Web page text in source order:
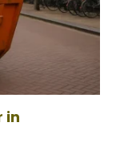
in